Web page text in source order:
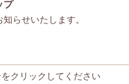
プ
らせいたします。
クリックしてください